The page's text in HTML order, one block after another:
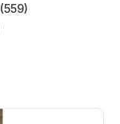
(559)